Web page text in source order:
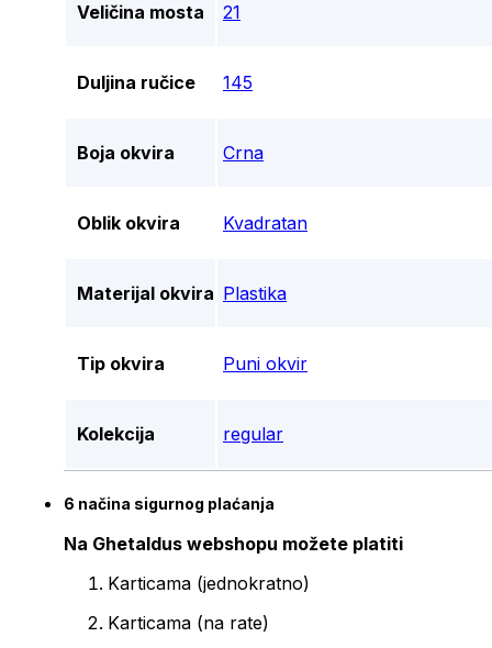
Veličina mosta 21
Duljina ručice 145
Boja okvira Crna
Oblik okvira Kvadratan
Materijal okvira Plastika
Tip okvira Puni okvir
Kolekcija regular
6 načina sigurnog plaćanja
Na Ghetaldus webshopu možete platiti
Karticama (jednokratno)
Karticama (na rate)